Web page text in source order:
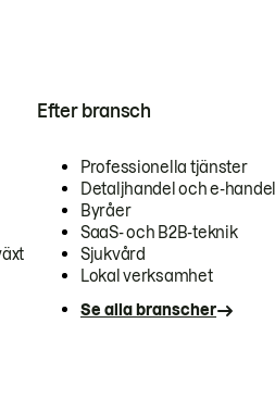
Efter bransch
Professionella tjänster
Detaljhandel och e-handel
Byråer
SaaS- och B2B-teknik
Sjukvård
Lokal verksamhet
Se alla branscher